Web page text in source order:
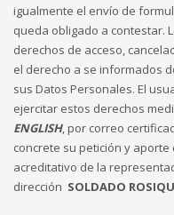
igualmente el envío de
queda obligado a contestar.
derechos de acceso,
el derecho a se informados
sus Datos Personales. El
ejercitar estos derechos
ENGLISH, por correo
concrete su petición y aporte
acreditativo de la
dirección SOLDADO